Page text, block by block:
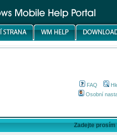
FAQ
Osobní
Zadejte